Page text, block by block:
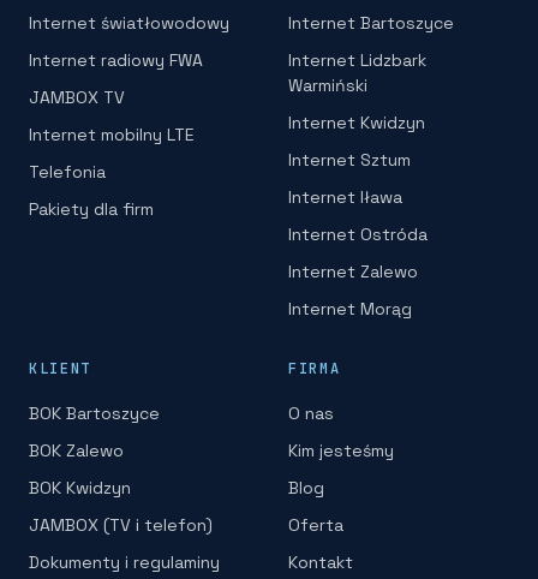
Internet światłowodowy
Internet radiowy FWA
JAMBOX TV
Internet mobilny LTE
Telefonia
Pakiety dla firm
Internet Bartoszyce
Internet Lidzbark
Warmiński
Internet Kwidzyn
Internet Sztum
Internet Iława
Internet Ostróda
Internet Zalewo
Internet Morąg
KLIENT
BOK Bartoszyce
BOK Zalewo
BOK Kwidzyn
JAMBOX (TV i telefon)
Dokumenty i regulaminy
FIRMA
O nas
Kim jesteśmy
Blog
Oferta
Kontakt